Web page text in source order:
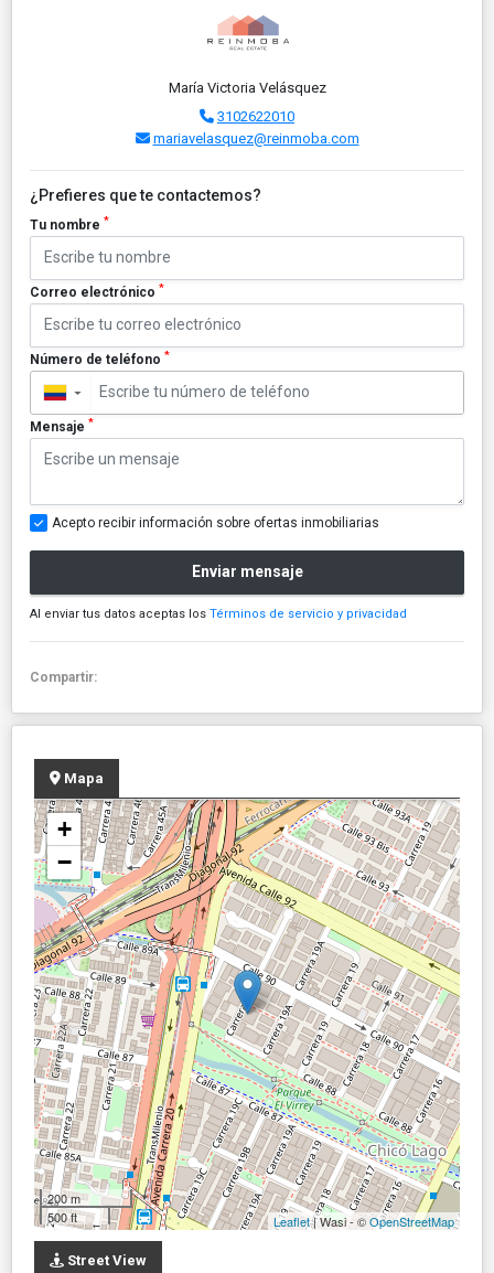
María Victoria Velásquez
3102622010
mariavelasquez@reinmoba.com
¿Prefieres que te contactemos?
Tu nombre *
Correo electrónico *
Número de teléfono *
▼
Mensaje *
Acepto recibir información sobre ofertas inmobiliarias
Enviar mensaje
Al enviar tus datos aceptas los Términos de servicio y privacidad
Compartir:
Mapa
+
−
200 m
500 ft
Leaflet| Wasi - ©OpenStreetMap
Street View